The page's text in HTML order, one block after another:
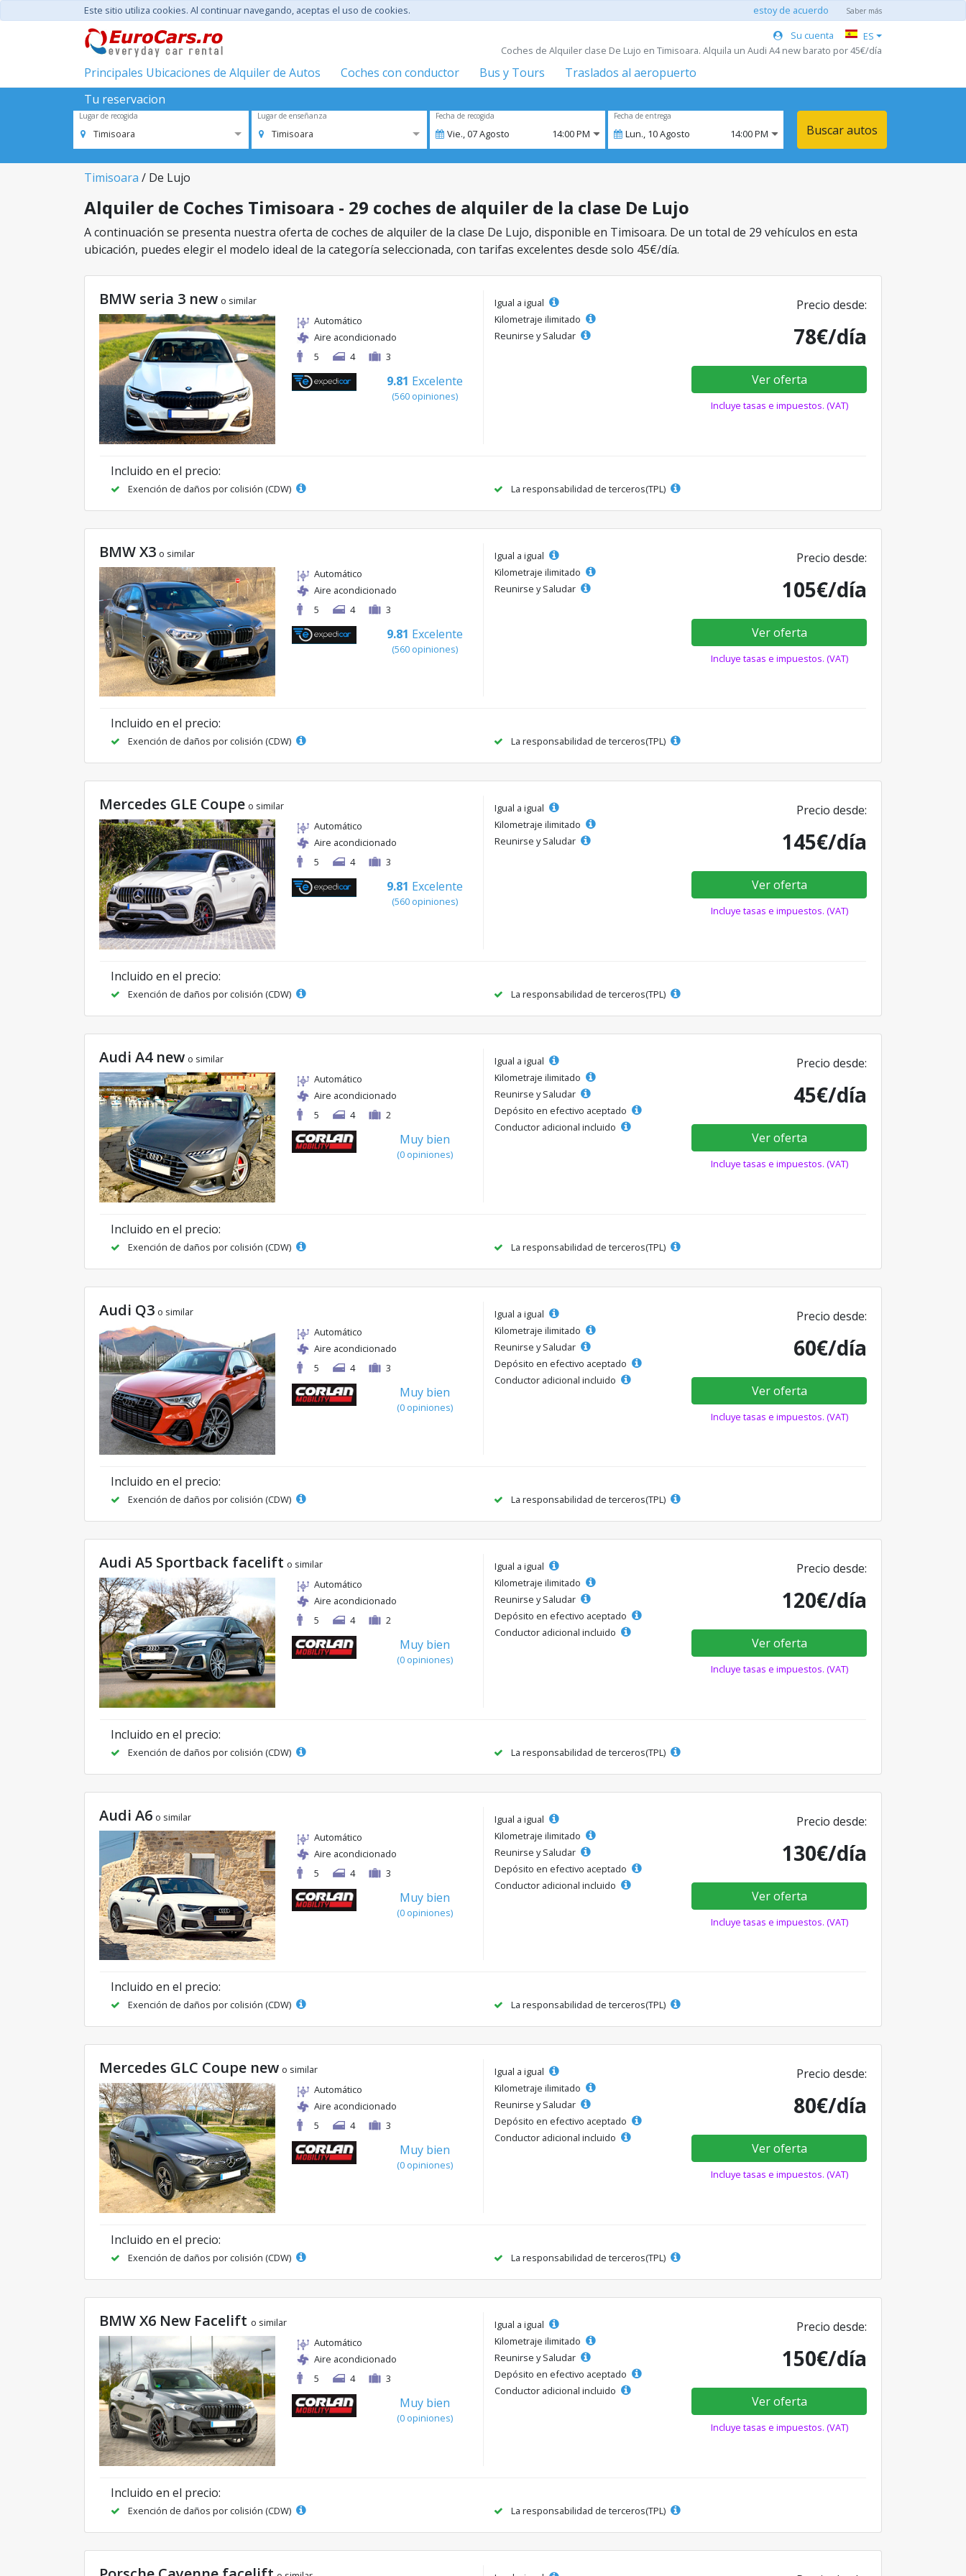
Este sitio utiliza cookies. Al continuar navegando, aceptas el uso de cookies. estoy de acuerdo Saber más
Su cuenta
ES
Coches de Alquiler clase De Lujo en Timisoara. Alquila un Audi A4 new barato por 45€/día
Principales Ubicaciones de Alquiler de Autos Coches con conductor Bus y Tours
Traslados al aeropuerto
Tu reservacion
Lugar de recogida
Timisoara
Lugar de enseñanza
Timisoara
Fecha de recogida
Vie.,07Agosto 14:00 PM
Fecha de entrega
Lun., 10Agosto 14:00 PM Buscar autos
Timisoara / De Lujo
Alquiler de Coches Timisoara - 29 coches de alquiler de la clase De Lujo
A continuación se presenta nuestra oferta de coches de alquiler de la clase De Lujo, disponible en Timisoara. De un total de 29 vehículos en esta
ubicación, puedes elegir el modelo ideal de la categoría seleccionada, con tarifas excelentes desde solo 45€/día.
BMW seria 3 new o similar
Automático
Aire acondicionado
5
4 3
9.81 Excelente
(560 opiniones)
Igual a igual
Kilometraje ilimitado
Reunirse y Saludar
Precio desde:
78€/día
Ver oferta
Incluye tasas e impuestos. (VAT)
Incluido en el precio:
Exención de daños por colisión (CDW) La responsabilidad de terceros(TPL)
BMW X3 o similar
Automático
Aire acondicionado
5
4 3
9.81 Excelente
(560 opiniones)
Igual a igual
Kilometraje ilimitado
Reunirse y Saludar
Precio desde:
105€/día
Ver oferta
Incluye tasas e impuestos. (VAT)
Incluido en el precio:
Exención de daños por colisión (CDW) La responsabilidad de terceros(TPL)
Mercedes GLE Coupe o similar
Automático
Aire acondicionado
5
4 3
9.81 Excelente
(560 opiniones)
Igual a igual
Kilometraje ilimitado
Reunirse y Saludar
Precio desde:
145€/día
Ver oferta
Incluye tasas e impuestos. (VAT)
Incluido en el precio:
Exención de daños por colisión (CDW) La responsabilidad de terceros(TPL)
Audi A4 new o similar
Automático
Aire acondicionado
5
4 2
Muy bien
(0 opiniones)
Igual a igual
Kilometraje ilimitado
Reunirse y Saludar
Depósito en efectivo aceptado
Conductor adicional incluido
Precio desde:
45€/día
Ver oferta
Incluye tasas e impuestos. (VAT)
Incluido en el precio:
Exención de daños por colisión (CDW) La responsabilidad de terceros(TPL)
Audi Q3 o similar
Automático
Aire acondicionado
5
4 3
Muy bien
(0 opiniones)
Igual a igual
Kilometraje ilimitado
Reunirse y Saludar
Depósito en efectivo aceptado
Conductor adicional incluido
Precio desde:
60€/día
Ver oferta
Incluye tasas e impuestos. (VAT)
Incluido en el precio:
Exención de daños por colisión (CDW) La responsabilidad de terceros(TPL)
Audi A5 Sportback facelift o similar
Automático
Aire acondicionado
5
4 2
Muy bien
(0 opiniones)
Igual a igual
Kilometraje ilimitado
Reunirse y Saludar
Depósito en efectivo aceptado
Conductor adicional incluido
Precio desde:
120€/día
Ver oferta
Incluye tasas e impuestos. (VAT)
Incluido en el precio:
Exención de daños por colisión (CDW) La responsabilidad de terceros(TPL)
Audi A6 o similar
Automático
Aire acondicionado
5
4 3
Muy bien
(0 opiniones)
Igual a igual
Kilometraje ilimitado
Reunirse y Saludar
Depósito en efectivo aceptado
Conductor adicional incluido
Precio desde:
130€/día
Ver oferta
Incluye tasas e impuestos. (VAT)
Incluido en el precio:
Exención de daños por colisión (CDW) La responsabilidad de terceros(TPL)
Mercedes GLC Coupe new o similar
Automático
Aire acondicionado
5
4 3
Muy bien
(0 opiniones)
Igual a igual
Kilometraje ilimitado
Reunirse y Saludar
Depósito en efectivo aceptado
Conductor adicional incluido
Precio desde:
80€/día
Ver oferta
Incluye tasas e impuestos. (VAT)
Incluido en el precio:
Exención de daños por colisión (CDW) La responsabilidad de terceros(TPL)
BMW X6 New Facelift o similar
Automático
Aire acondicionado
5
4 3
Muy bien
(0 opiniones)
Igual a igual
Kilometraje ilimitado
Reunirse y Saludar
Depósito en efectivo aceptado
Conductor adicional incluido
Precio desde:
150€/día
Ver oferta
Incluye tasas e impuestos. (VAT)
Incluido en el precio:
Exención de daños por colisión (CDW) La responsabilidad de terceros(TPL)